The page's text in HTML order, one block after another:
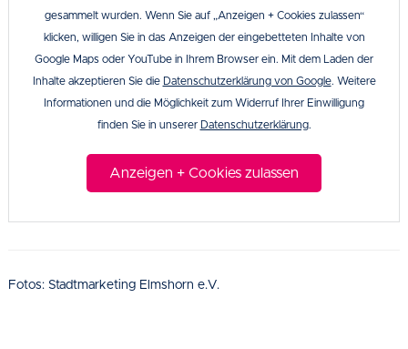
gesammelt wurden. Wenn Sie auf „Anzeigen + Cookies zulassen“
klicken, willigen Sie in das Anzeigen der eingebetteten Inhalte von
Google Maps oder YouTube in Ihrem Browser ein. Mit dem Laden der
Inhalte akzeptieren Sie die Datenschutzerklärung von Google. Weitere
Informationen und die Möglichkeit zum Widerruf Ihrer Einwilligung
finden Sie in unserer Datenschutzerklärung.
Anzeigen + Cookies zulassen
Fotos: Stadtmarketing Elmshorn e.V.